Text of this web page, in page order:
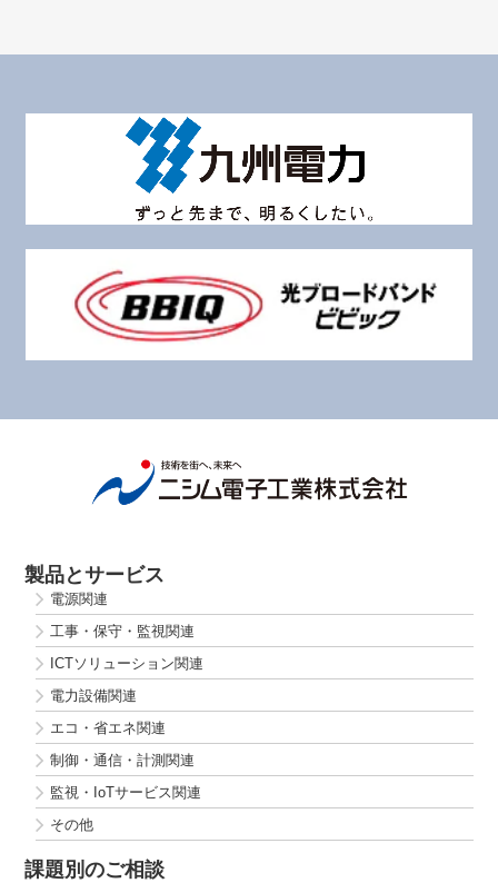
製品とサービス
電源関連
工事・保守・監視関連
ICTソリューション関連
電力設備関連
エコ・省エネ関連
制御・通信・計測関連
監視・IoTサービス関連
その他
課題別のご相談